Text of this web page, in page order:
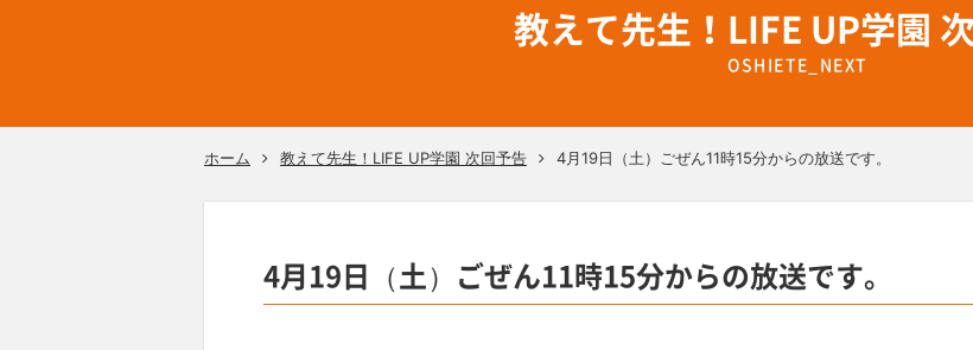
教えて先生！LIFE UP学園
OSHIETE_NEXT
ホーム 教えて先生！LIFE UP学園 次回予告 4月19日（土）ごぜん11時15分からの放送です。
4月19日（土）ごぜん11時15分からの放送です。